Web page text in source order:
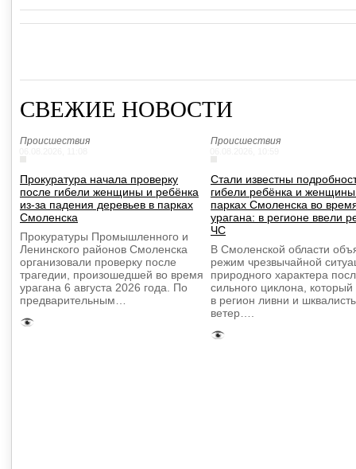
СВЕЖИЕ НОВОСТИ
Происшествия
Прокуратура начала проверку
после гибели женщины и ребёнка
из-за падения деревьев в парках
Смоленска
Прокуратуры Промышленного и
Ленинского районов Смоленска
организовали проверку после
трагедии, произошедшей во время
урагана 6 августа 2026 года. По
предварительным…
Происшествия
Стали известны
гибели ребёнка и
парках Смоленска во
урагана: в регионе ввели
ЧС
В Смоленской области
режим чрезвычайной
природного характера
сильного циклона,
в регион ливни и
ветер….